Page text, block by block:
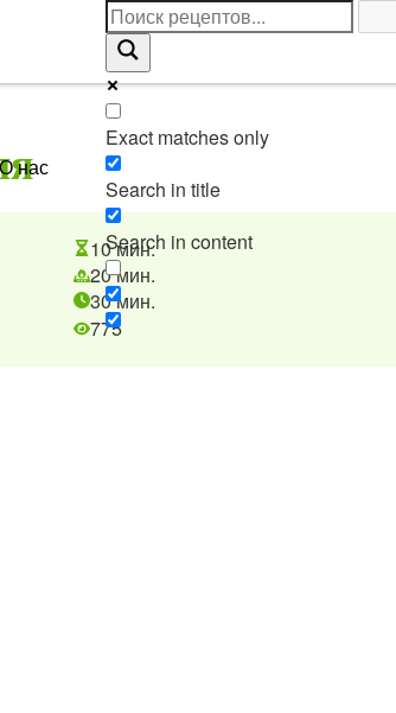
О нас
Exact matches only
Search in title
Search in content
10 мин.
20 мин.
30 мин.
775